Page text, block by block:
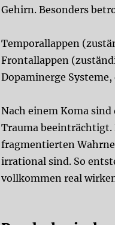
Gehirn. Besonders
Temporallappen
Frontallappen
Dopaminerge Systeme
Nach einem Koma
Trauma beeinträchtigt.
fragmentierten
irrational sind. So
vollkommen real